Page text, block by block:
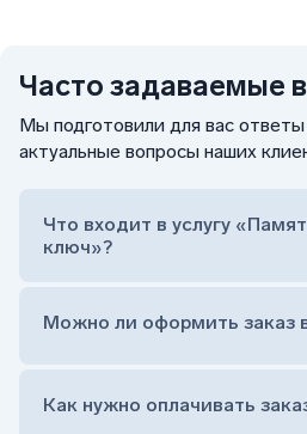
Часто задаваемые
Мы подготовили для вас ответы
актуальные вопросы наших
Что входит в услугу
ключ»?
Сам комплект памятника:
Можно ли оформить заказ
Как нужно оплачивать